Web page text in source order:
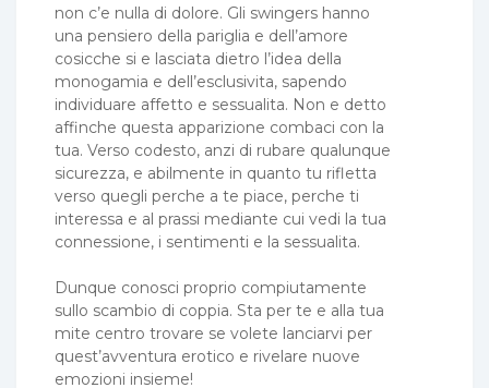
non c’e nulla di dolore. Gli swingers hanno
una pensiero della pariglia e dell’amore
cosicche si e lasciata dietro l’idea della
monogamia e dell’esclusivita, sapendo
individuare affetto e sessualita. Non e detto
affinche questa apparizione combaci con la
tua. Verso codesto, anzi di rubare qualunque
sicurezza, e abilmente in quanto tu rifletta
verso quegli perche a te piace, perche ti
interessa e al prassi mediante cui vedi la tua
connessione, i sentimenti e la sessualita.
Dunque conosci proprio compiutamente
sullo scambio di coppia. Sta per te e alla tua
mite centro trovare se volete lanciarvi per
quest’avventura erotico e rivelare nuove
emozioni insieme!